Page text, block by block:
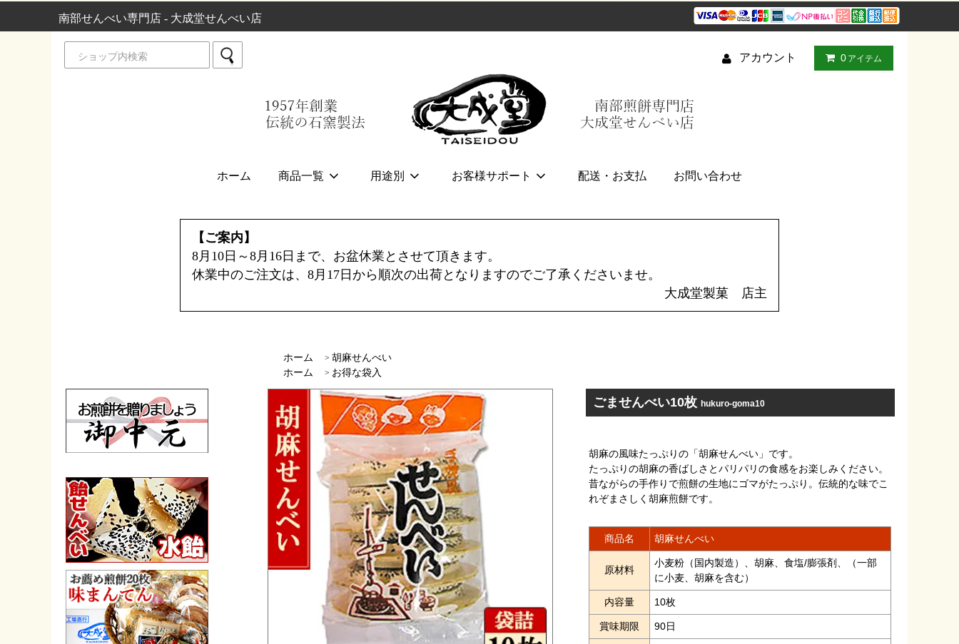
南部せんべい専門店 - 大成堂せんべい店
アカウント 0 アイテム
ホーム 商品一覧 用途別 お客様サポート 配送・お支払 お問い合わせ
【ご案内】
8月10日～8月16日まで、お盆休業とさせて頂きます。
休業中のご注文は、8月17日から順次の出荷となりますのでご了承くださいませ。
大成堂製菓 店主
ホーム > 胡麻せんべい
ホーム
> お得な袋入
ごませんべい10枚hukuro-goma10
胡麻の風味たっぷりの「胡麻せんべい」です。
たっぷりの胡麻の香ばしさとパリパリの食感をお楽しみください。
昔ながらの手作りで煎餅の生地にゴマがたっぷり。伝統的な味でこ
れぞまさしく胡麻煎餅です。
商品名 胡麻せんべい
原材料
小麦粉（国内製造）、胡麻、食塩/膨張剤、（一部
に小麦、胡麻を含む）
内容量 10枚
賞味期限 90日